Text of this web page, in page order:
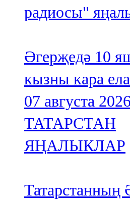
радиосы"
Әгерҗедә 10
кызны кара
07 августа 2026
ТАТАРСТАН
ЯҢАЛЫКЛАР
Татарстанның